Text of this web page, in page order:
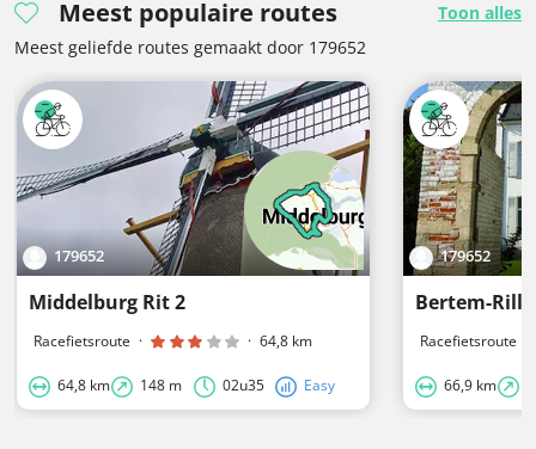
Meest populaire routes
Toon alles
Meest geliefde routes gemaakt door 179652
179652
Middelburg Rit 2
Racefietsroute · · 64,8 km
64,8 km 148 m 02u35 Easy
179652
Bertem-
Racefietsroute
66,9 km